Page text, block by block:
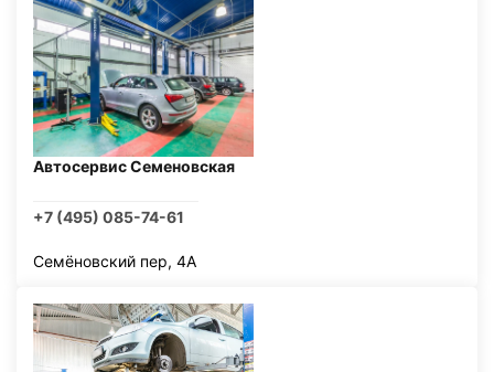
Автосервис Семеновская
+7 (495) 085-74-61
Семёновский пер, 4А